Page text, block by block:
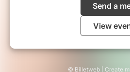
Send a
View
© Billetweb | Create